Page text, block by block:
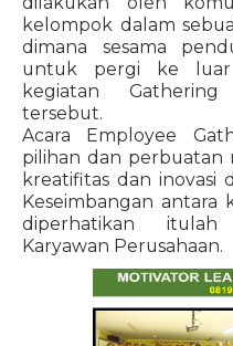
kelompok dalam
dimana sesama
untuk pergi ke luar
kegiatan
tersebut.
Acara Employee
pilihan dan perbuatan
kreatifitas dan inovasi
Keseimbangan antara
diperhatikan itulah
Karyawan Perusahaan.